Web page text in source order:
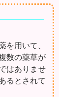
を用いて、
数の薬草が
はありませ
るとされて